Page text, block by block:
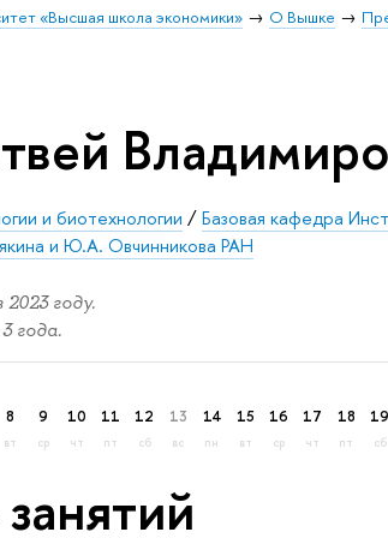
«Высшая школа экономики» О Вышке
и биотехнологии /Базовая кафедра
и Ю.А. Овчинникова РАН
году.
года.
8
вт
9
ср
10
чт
11
пт
12
сб
13
вс
14
пн
15
вт
16
ср
17
чт
18
пт
19
сб